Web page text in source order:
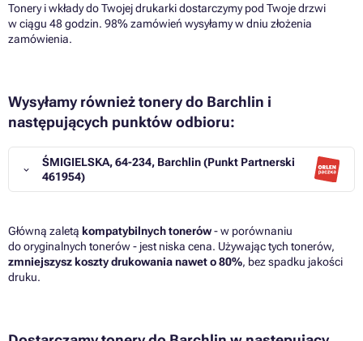
Tonery i wkłady do Twojej drukarki dostarczymy pod Twoje drzwi
w ciągu 48 godzin. 98% zamówień wysyłamy w dniu złożenia
zamówienia.
Wysyłamy również tonery do Barchlin i
następujących punktów odbioru:
ŚMIGIELSKA, 64-234, Barchlin (Punkt Partnerski
461954)
Główną zaletą kompatybilnych tonerów- w porównaniu
do oryginalnych tonerów - jest niska cena. Używając tych tonerów,
zmniejszysz koszty drukowania nawet o 80%, bez spadku jakości
druku.